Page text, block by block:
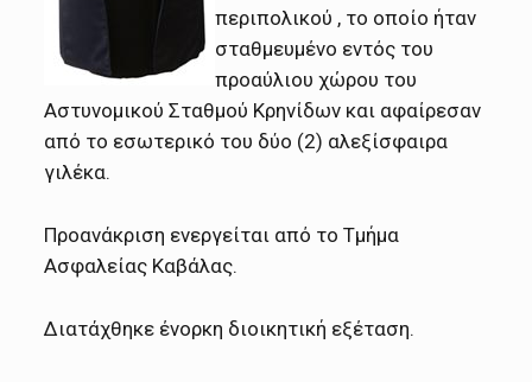
περιπολικού , το οποίο ήταν
σταθμευμένο εντός του
προαύλιου χώρου του
Αστυνομικού Σταθμού Κρηνίδων και αφαίρεσαν
από το εσωτερικό του δύο (2) αλεξίσφαιρα
γιλέκα.
Προανάκριση ενεργείται από το Τμήμα
Ασφαλείας Καβάλας.
Διατάχθηκε ένορκη διοικητική εξέταση.